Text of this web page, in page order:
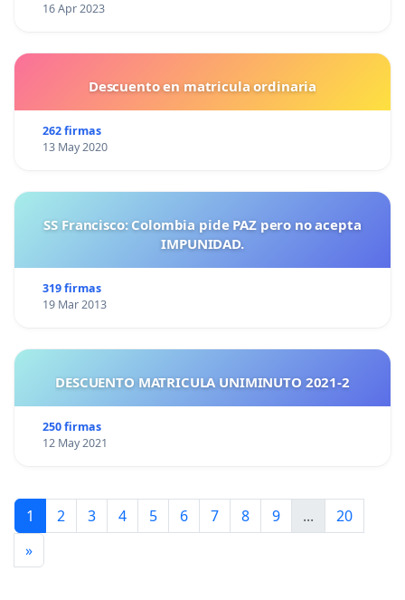
16 Apr 2023
Descuento en matricula ordinaria
262 firmas
13 May 2020
SS Francisco: Colombia pide PAZ pero no acepta
IMPUNIDAD.
319 firmas
19 Mar 2013
DESCUENTO MATRICULA UNIMINUTO 2021-2
250 firmas
12 May 2021
1 2 3 4 5 6 7 8 9 ...
20
»